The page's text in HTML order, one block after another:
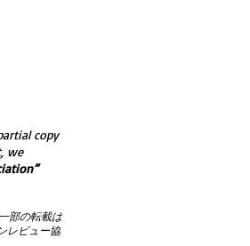
copy
we
部の転載は
レビュー協